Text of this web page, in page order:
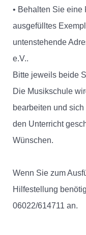
• Behalten Sie eine
ausgefülltes
untenstehende
e.V..
Bitte jeweils beide
Die Musikschule
bearbeiten und
den Unterricht
Wünschen.
Wenn Sie zum
Hilfestellung
06022/614711 an.